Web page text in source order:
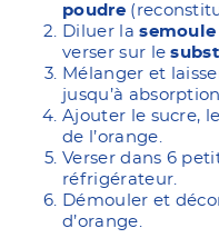
poudre
Diluer lasemoule
verser sur le
Mélanger et
jusqu’à
Ajouter le sucre,
de l’orange.
Verser dans 6
réfrigérateur.
Démouler et
d’orange.